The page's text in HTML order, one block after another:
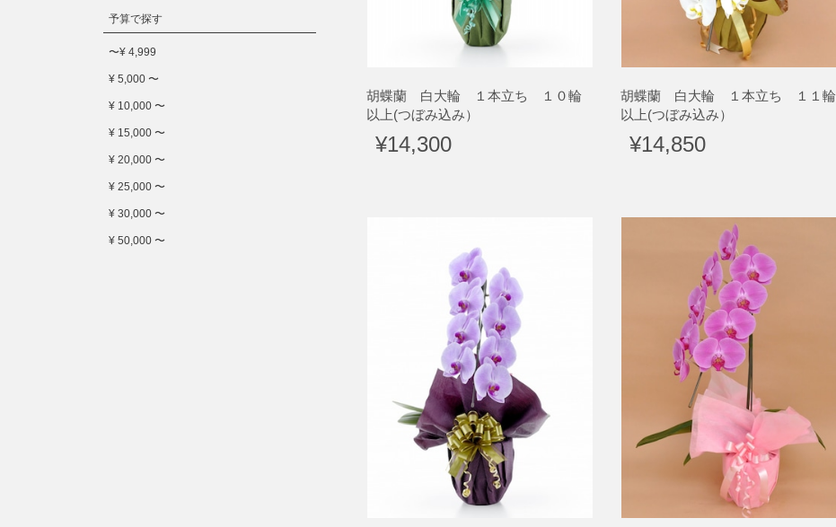
胡蝶蘭 白大輪 １本立ち １０輪
以上(つぼみ込み）
¥14,300
胡蝶蘭 白大輪 １本立ち １１輪
以上(つぼみ込み）
¥14,850
予算で探す
〜¥ 4,999
¥ 5,000 〜
¥ 10,000 〜
¥ 15,000 〜
¥ 20,000 〜
¥ 25,000 〜
¥ 30,000 〜
¥ 50,000 〜